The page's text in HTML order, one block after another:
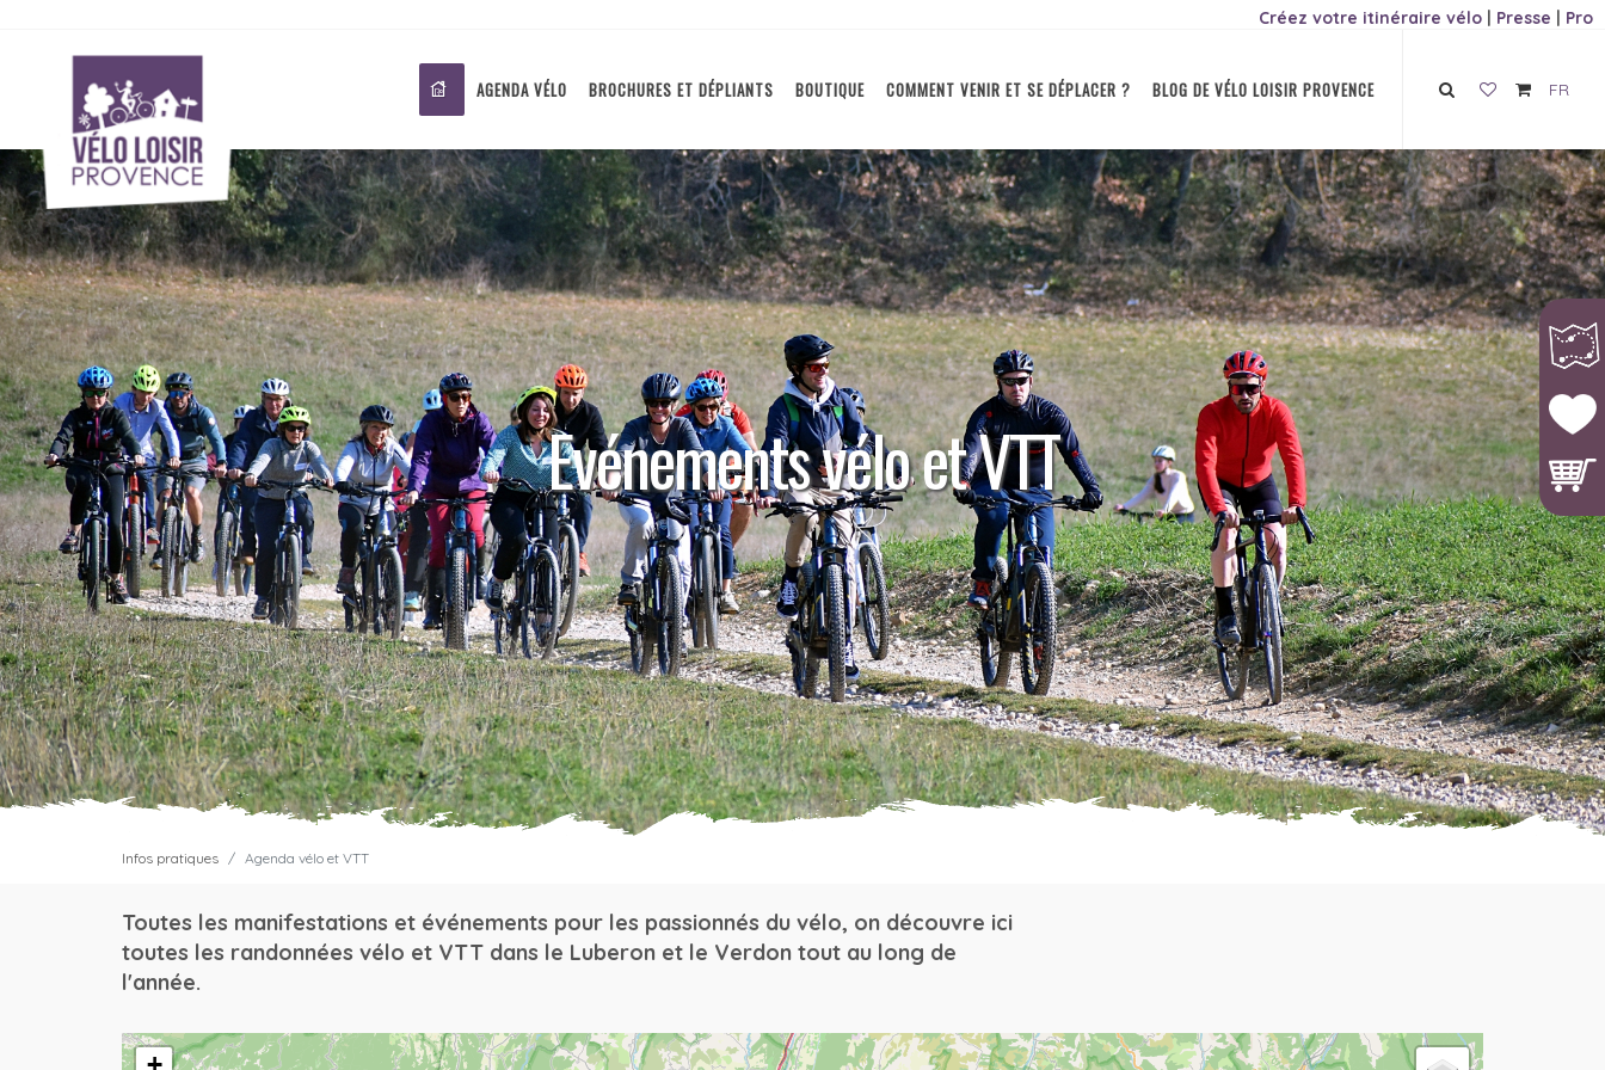
Créez votre itinéraire vélo | Presse | Pro
AGENDA VÉLO BROCHURES ET DÉPLIANTS BOUTIQUE COMMENT VENIR ET SE DÉPLACER ? BLOG DE VÉLO LOISIR PROVENCE FR
Evénements vélo et VTT
Infos pratiques Agenda vélo et VTT
Toutes les manifestations et événements pour les passionnés du vélo, on découvre ici
toutes les randonnées vélo et VTT dans le Luberon et le Verdon tout au long de
l'année.